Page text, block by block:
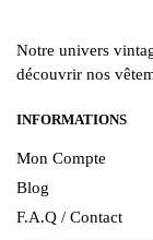
Notre univers
découvrir nos
INFORMATIONS
Mon Compte
Blog
F.A.Q / Contact